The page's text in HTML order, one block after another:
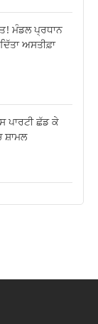
ਮੰਡਲ ਪ੍ਰਧਾਨ
ਅਸਤੀਫ਼ਾ
ਪਾਰਟੀ ਛੱਡ ਕੇ
ਸ਼ਾਮਲ